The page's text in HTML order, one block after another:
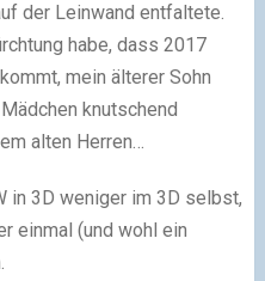
der Leinwand entfaltete.
habe, dass 2017
mein älterer Sohn
knutschend
alten Herren…
in 3D weniger im 3D selbst,
einmal (und wohl ein